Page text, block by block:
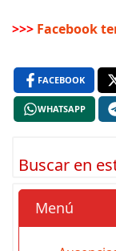
>>> Facebook
FACEBOOK
WHATSAPP
Buscar en
Menú